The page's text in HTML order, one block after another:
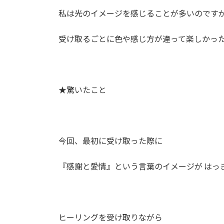
私は光のイメージを感じることが多いのです
受け取るごとに色や感じ方が違って楽しかっ
★驚いたこと
今回、最初に受け取った際に
『感謝と愛情』という言葉のイメージが はっ
ヒーリングを受け取りながら